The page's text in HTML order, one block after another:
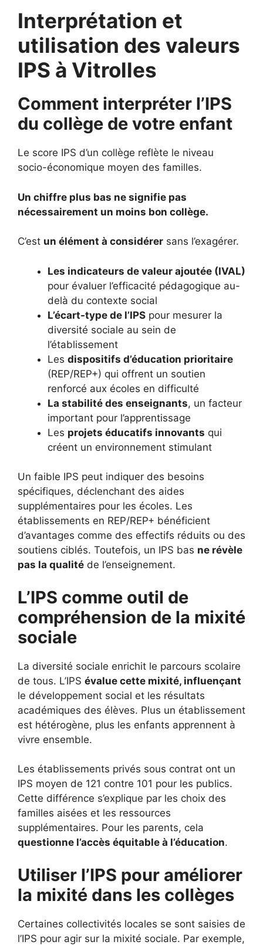
Interprétation et
utilisation des valeurs
IPS à Vitrolles
Comment interpréter l’IPS
du collège de votre enfant
Le score IPS d’un collège reflète le niveau
socio-économique moyen des familles.
Un chiffre plus bas ne signifie pas
nécessairement un moins bon collège.
C’est un élément à considérer sans l’exagérer.
Les indicateurs de valeur ajoutée (IVAL)
pour évaluer l’efficacité pédagogique au-
delà du contexte social
L’écart-type de l’IPS pour mesurer la
diversité sociale au sein de
l’établissement
Les dispositifs d’éducation prioritaire
(REP/REP+) qui offrent un soutien
renforcé aux écoles en difficulté
La stabilité des enseignants, un facteur
important pour l’apprentissage
Les projets éducatifs innovants qui
créent un environnement stimulant
Un faible IPS peut indiquer des besoins
spécifiques, déclenchant des aides
supplémentaires pour les écoles. Les
établissements en REP/REP+ bénéficient
d’avantages comme des effectifs réduits ou des
soutiens ciblés. Toutefois, un IPS bas ne révèle
pas la qualité de l’enseignement.
L’IPS comme outil de
compréhension de la mixité
sociale
La diversité sociale enrichit le parcours scolaire
de tous. L’IPS évalue cette mixité, influençant
le développement social et les résultats
académiques des élèves. Plus un établissement
est hétérogène, plus les enfants apprennent à
vivre ensemble.
Les établissements privés sous contrat ont un
IPS moyen de 121 contre 101 pour les publics.
Cette différence s’explique par les choix des
familles aisées et les ressources
supplémentaires. Pour les parents, cela
questionne l’accès équitable à l’éducation.
Utiliser l’IPS pour améliorer
la mixité dans les collèges
Certaines collectivités locales se sont saisies de
l’IPS pour agir sur la mixité sociale. Par exemple,